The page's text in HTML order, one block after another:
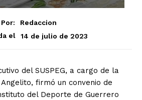
Por:
Redaccion
el
14 de julio de 2023
del SUSPEG, a cargo de la
firmó un convenio de
del Deporte de Guerrero